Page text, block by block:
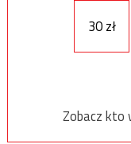
30 zł
Zobacz kto